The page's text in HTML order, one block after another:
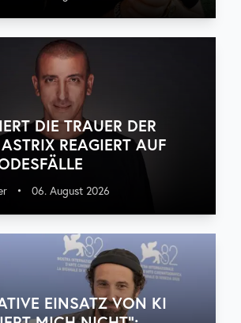
DIE TRAUER DER
REAGIERT AUF
• 06. August 2026
EINSATZ VON KI